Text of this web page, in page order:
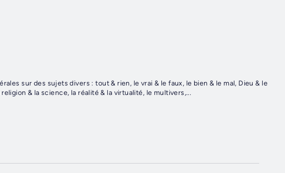
sur des sujets divers : tout & rien, le vrai & le faux, le bien & le mal, Dieu & le
& la science, la réalité & la virtualité, le multivers,...